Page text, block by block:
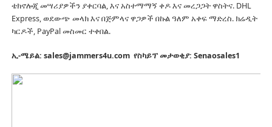
ቴክኖሎጂ መሣሪያዎችን ያቀርባል, እና አስተማማኝ ቀዶ እና መረጋጋት ዋስትና. DHL
Express, ወደውጭ መላክ እና በጅምላና ዋጋዎች በኩል ዓለም አቀፍ ማድረስ. ክሬዲት
ካርዶች, PayPal መስመር ተቀበል.
ኢ-ሜይል: sales@jammers4u.com የስካይፕ መታወቂያ: Senaosales1